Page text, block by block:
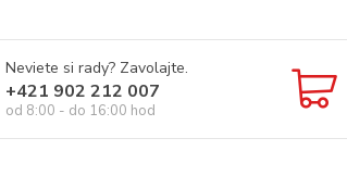
Neviete si rady? Zavolajte.
+421 902 212 007
od 8:00 - do 16:00 hod